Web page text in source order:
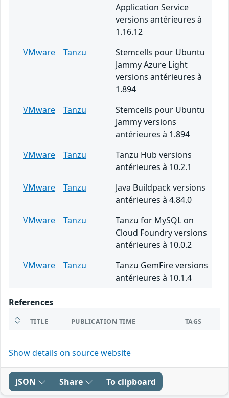
Application Service
versions antérieures à
1.16.12
VMware
Tanzu
Stemcells pour Ubuntu
Jammy Azure Light
versions antérieures à
1.894
VMware
Tanzu
Stemcells pour Ubuntu
Jammy versions
antérieures à 1.894
VMware
Tanzu
Tanzu Hub versions
antérieures à 10.2.1
VMware
Tanzu
Java Buildpack versions
antérieures à 4.84.0
VMware
Tanzu
Tanzu for MySQL on
Cloud Foundry versions
antérieures à 10.0.2
VMware
Tanzu
Tanzu GemFire versions
antérieures à 10.1.4
References
TITLE PUBLICATION TIME TAGS
Show details on source website
JSON Share To clipboard